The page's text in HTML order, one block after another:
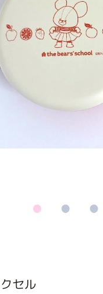
セル
ンサート
ンツ(クイズ・
科部